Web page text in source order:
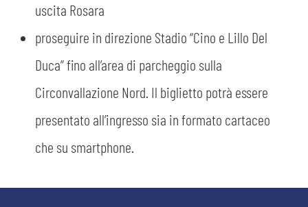
uscita Rosara
proseguire in direzione Stadio “Cino e Lillo Del
Duca” fino all’area di parcheggio sulla
Circonvallazione Nord. Il biglietto potrà essere
presentato all’ingresso sia in formato cartaceo
che su smartphone.